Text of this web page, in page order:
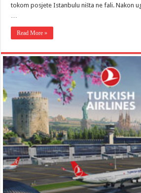
tokom posjete Istanbulu ništa ne fali. Nakon
Read More »